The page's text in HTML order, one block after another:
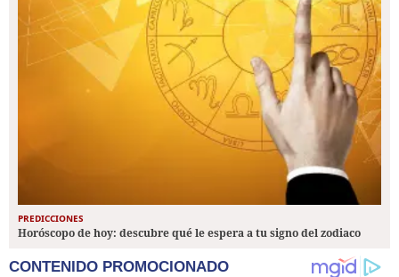
PREDICCIONES
Horóscopo de hoy: descubre qué le espera a tu signo del zodiaco
CONTENIDO PROMOCIONADO